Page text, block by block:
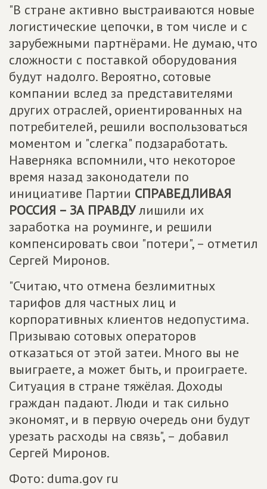
"В стране активно выстраиваются новые
логистические цепочки, в том числе и с
зарубежными партнёрами. Не думаю, что
сложности с поставкой оборудования
будут надолго. Вероятно, сотовые
компании вслед за представителями
других отраслей, ориентированных на
потребителей, решили воспользоваться
моментом и "слегка" подзаработать.
Наверняка вспомнили, что некоторое
время назад законодатели по
инициативе Партии СПРАВЕДЛИВАЯ
РОССИЯ – ЗА ПРАВДУлишили их
заработка на роуминге, и решили
компенсировать свои "потери", – отметил
Сергей Миронов.
"Считаю, что отмена безлимитных
тарифов для частных лиц и
корпоративных клиентов недопустима.
Призываю сотовых операторов
отказаться от этой затеи. Много вы не
выиграете, а может быть, и проиграете.
Ситуация в стране тяжёлая. Доходы
граждан падают. Люди и так сильно
экономят, и в первую очередь они будут
урезать расходы на связь", – добавил
Сергей Миронов.
Фото: duma.gov ru